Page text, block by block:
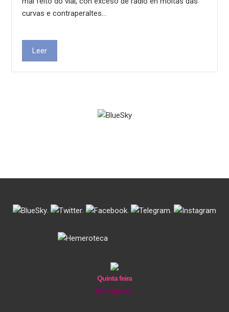
curvas e contraperaltes…
Leer
. . . .
Quinta feira
6 de Agosto